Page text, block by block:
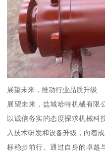
展望未来，推动行业品质升级
展望未来，盐城哈特机械有限
以诚信务实的态度探求机械科
入技术研发和设备升级，向着
标稳步前行。通过自身的卓越